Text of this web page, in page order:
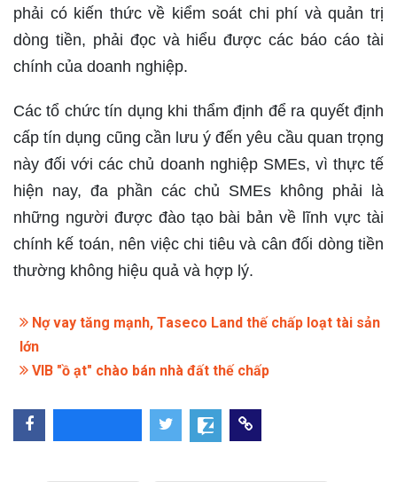
phải có kiến thức về kiểm soát chi phí và quản trị
dòng tiền, phải đọc và hiểu được các báo cáo tài
chính của doanh nghiệp.
Các tổ chức tín dụng khi thẩm định để ra quyết định
cấp tín dụng cũng cần lưu ý đến yêu cầu quan trọng
này đối với các chủ doanh nghiệp SMEs, vì thực tế
hiện nay, đa phần các chủ SMEs không phải là
những người được đào tạo bài bản về lĩnh vực tài
chính kế toán, nên việc chi tiêu và cân đối dòng tiền
thường không hiệu quả và hợp lý.
Nợ vay tăng mạnh, Taseco Land thế chấp loạt tài sản
lớn
VIB "ồ ạt" chào bán nhà đất thế chấp